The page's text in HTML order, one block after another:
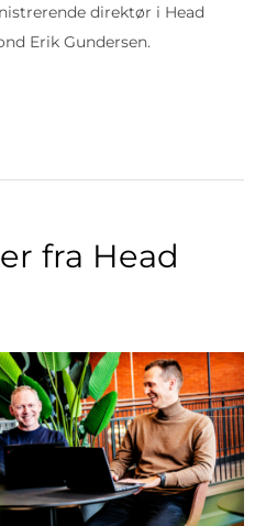
direktør i Head
Erik Gundersen.
fra Head